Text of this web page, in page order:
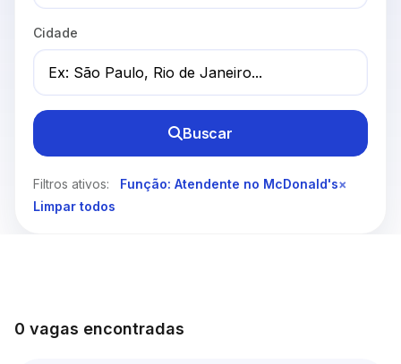
Cidade
Buscar
Filtros ativos: Função: Atendente no McDonald's×
Limpar todos
0 vagas encontradas